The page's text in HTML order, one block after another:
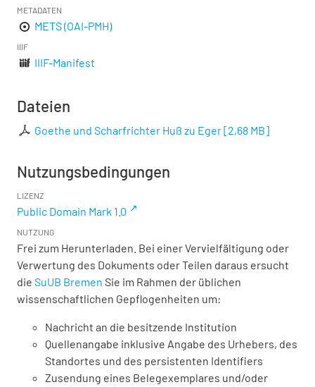
METADATEN
METS (OAI-PMH)
IIIF
IIIF-Manifest
Dateien
Goethe und Scharfrichter Huß zu Eger[2,68 MB]
Nutzungsbedingungen
LIZENZ
Public Domain Mark 1.0
NUTZUNG
Frei zum Herunterladen. Bei einer Vervielfältigung oder
Verwertung des Dokuments oder Teilen daraus ersucht
die SuUB Bremen Sie im Rahmen der üblichen
wissenschaftlichen Gepflogenheiten um:
Nachricht an die besitzende Institution
Quellenangabe inklusive Angabe des Urhebers, des
Standortes und des persistenten Identifiers
Zusendung eines Belegexemplares und/oder